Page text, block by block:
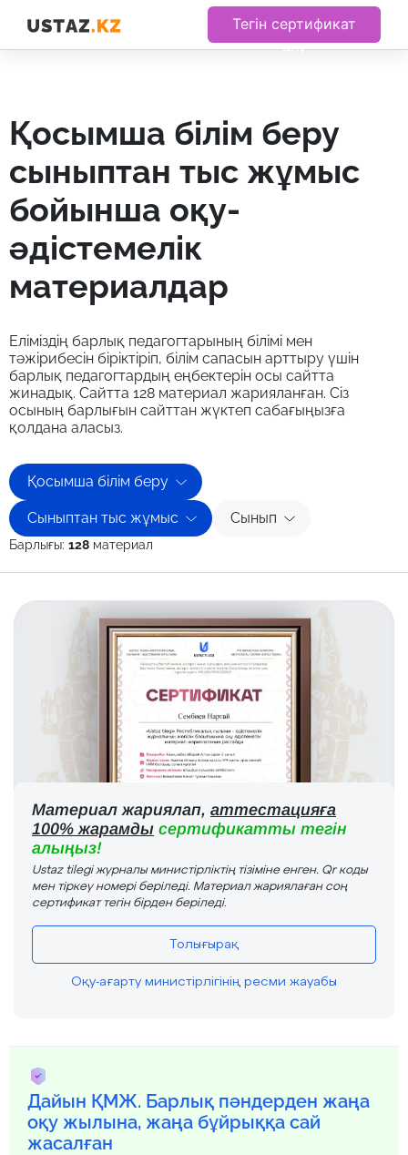
Тегін сертификат
алу
қосымша білім беру
сыныптан тыс жұмыс
бойынша оқу-
әдістемелік
материалдар
Еліміздің барлық педагогтарының білімі мен
тәжірибесін біріктіріп, білім сапасын арттыру үшін
барлық педагогтардың еңбектерін осы сайтта
жинадық. Сайтта 128 материал жарияланған. Сіз
осының барлығын сайттан жүктеп сабағыңызға
қолдана аласыз.
Қосымша білім беру
Сыныптан тыс жұмыс Сынып
Барлығы: 128 материал
Материал жариялап, аттестацияға
100% жарамды сертификатты тегін
алыңыз!
Ustaz tilegi журналы министірліктің тізіміне енген. Qr коды
мен тіркеу номері беріледі. Материал жариялаған соң
сертификат тегін бірден беріледі.
Толығырақ
Оқу-ағарту министірлігінің ресми жауабы
Дайын ҚМЖ. Барлық пәндерден жаңа
оқу жылына, жаңа бұйрыққа сай
жасалған